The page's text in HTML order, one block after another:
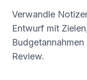
Verwandle
Entwurf mit
Review.